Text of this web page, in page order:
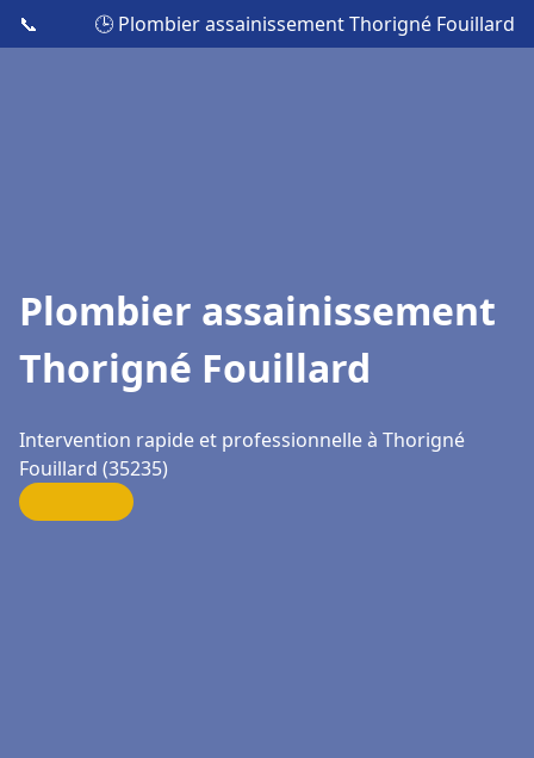
📞 🕒 Plombier assainissement Thorigné Fouillard
Plombier assainissement
Thorigné Fouillard
Intervention rapide et professionnelle à Thorigné
Fouillard (35235)